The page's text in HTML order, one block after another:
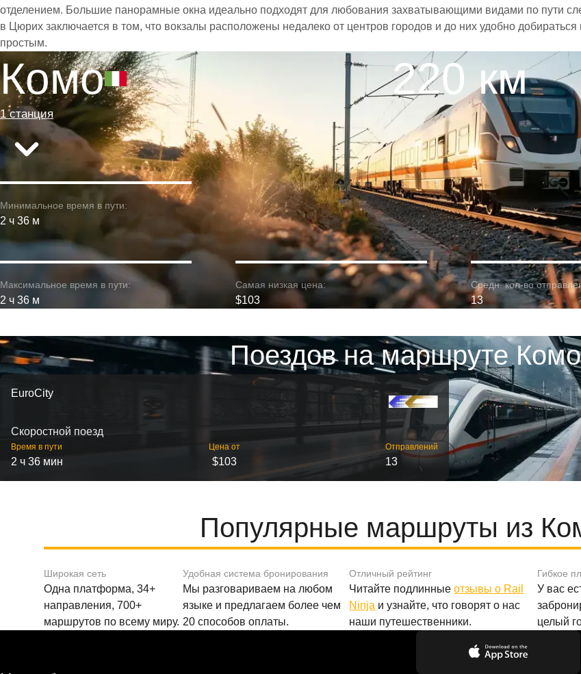
отделением. Большие панорамные окна идеально подходят для любования захватывающими видами по пути
в Цюрих заключается в том, что вокзалы расположены недалеко от центров городов и до них удобно
простым.
Комо
1 станция
220 км
Минимальное время в пути:
2 ч 36 м
Максимальное время в пути:
2 ч 36 м
Самая низкая цена:
$103
Средн. кол-во
13
Поездов на маршруте
EuroCity
Скоростной поезд
Время в пути
2 ч 36 мин
Цена от
$103
Отправлений
13
Популярные маршруты из
Широкая сеть
Одна платформа, 34+
направления, 700+
маршрутов по всему миру.
Удобная система бронирования
Мы разговариваем на любом
языке и предлагаем более чем
20 способов оплаты.
Отличный рейтинг
Читайте подлинныеотзывы о Rail
Ninja и узнайте, что говорят о нас
наши путешественники.
Гибкое
У вас
целый